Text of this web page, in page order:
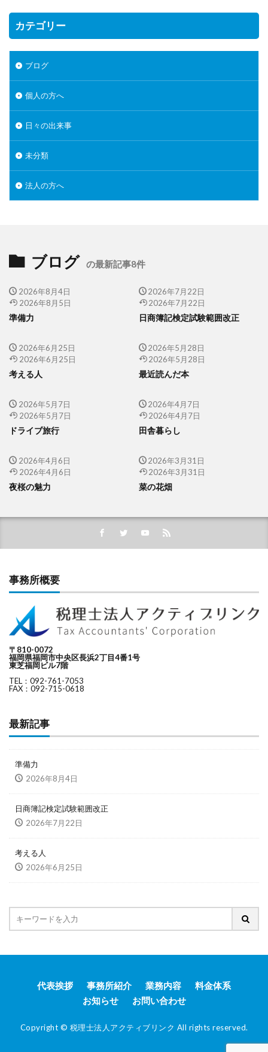
カテゴリー
ブログ
個人の方へ
日々の出来事
未分類
法人の方へ
ブログ の最新記事8件
2026年8月4日
2026年8月5日
準備力
2026年7月22日
2026年7月22日
日商簿記検定試験範囲改正
2026年6月25日
2026年6月25日
考える人
2026年5月28日
2026年5月28日
最近読んだ本
2026年5月7日
2026年5月7日
ドライブ旅行
2026年4月7日
2026年4月7日
田舎暮らし
2026年4月6日
2026年4月6日
夜桜の魅力
2026年3月31日
2026年3月31日
菜の花畑
事務所概要
〒810-0072
福岡県福岡市中央区長浜2丁目4番1号
東芝福岡ビル7階
TEL：092-761-7053
FAX：092-715-0618
最新記事
準備力
2026年8月4日
日商簿記検定試験範囲改正
2026年7月22日
考える人
2026年6月25日
代表挨拶 事務所紹介 業務内容
料金体系
お知らせ
お問い合わせ
Copyright © 税理士法人アクティブリンク All rights reserved.